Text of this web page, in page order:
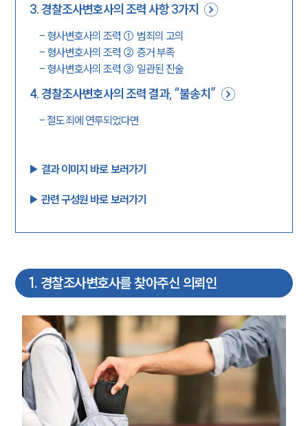
3. 경찰조사변호사의 조력 사항 3가지
- 형사변호사의 조력 ① 범죄의 고의
- 형사변호사의 조력 ② 증거 부족
- 형사변호사의 조력 ③ 일관된 진술
4. 경찰조사변호사의 조력 결과, “불송치”
- 절도죄에 연루되었다면
▶︎ 결과 이미지 바로 보러가기
▶︎ 관련 구성원 바로 보러가기
1. 경찰조사변호사를 찾아주신 의뢰인